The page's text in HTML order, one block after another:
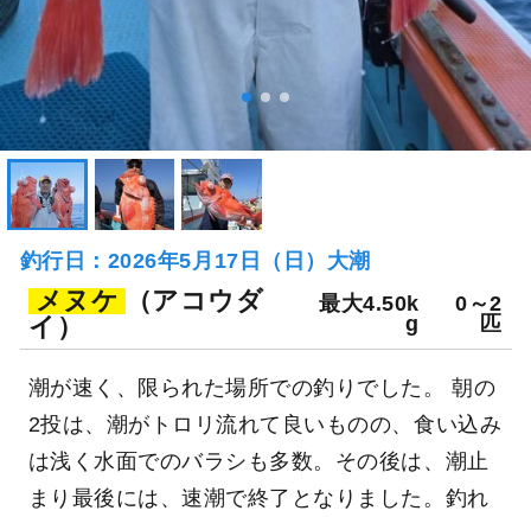
釣行日：2026年5月17日（日）大潮
メヌケ
（アコウダ
イ）
最大4.50k
g
0～2
匹
潮が速く、限られた場所での釣りでした。 朝の
2投は、潮がトロリ流れて良いものの、食い込み
は浅く水面でのバラシも多数。その後は、潮止
まり最後には、速潮で終了となりました。釣れ